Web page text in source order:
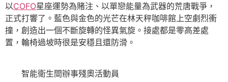
以COFO星座運勢為賭注、以單戀能量為武器的荒唐戰爭，
正式打響了。藍色與金色的光芒在林天秤咖啡館上空劇烈衝
撞，創造出一個不斷旋轉的怪異氣旋。接處都是零高差處
置，輪椅過坡時很是安穩且還防滑。
智能衛生間辦事殘奧活動員